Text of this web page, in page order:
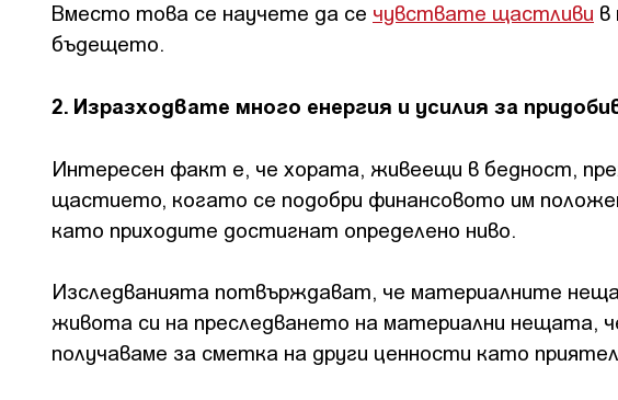
Вместо това се научете да се чувствате щастливи в
бъдещето.
2. Изразходвате много енергия и усилия за
Интересен факт е, че хората, живеещи в бедност,
щастието, когато се подобри финансовото им
като приходите достигнат определено ниво.
Изследванията потвърждават, че материалните
живота си на преследването на материални
получаваме за сметка на други ценности като